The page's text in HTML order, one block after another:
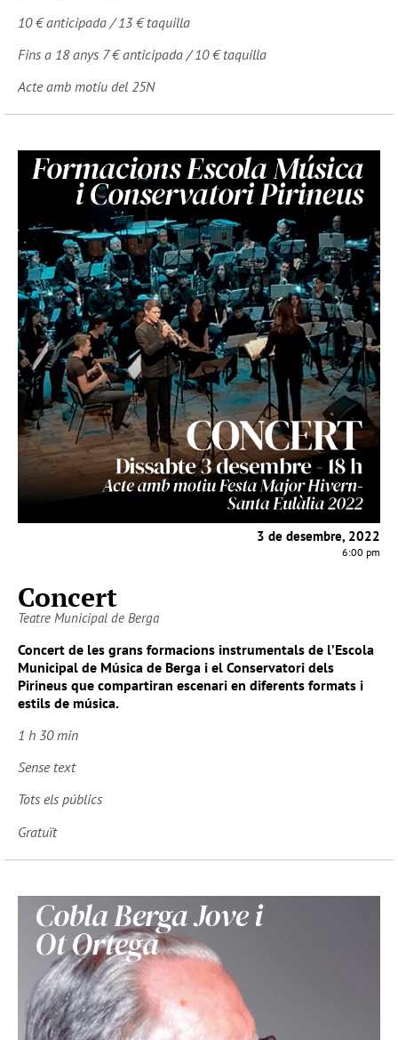
10 € anticipada / 13 € taquilla
Fins a 18 anys 7 € anticipada / 10 € taquilla
Acte amb motiu del 25N
3 de desembre, 2022
6:00 pm
Concert
Teatre Municipal de Berga
Concert de les grans formacions instrumentals de l’Escola
Municipal de Música de Berga i el Conservatori dels
Pirineus que compartiran escenari en diferents formats i
estils de música.
1 h 30 min
Sense text
Tots els públics
Gratuït